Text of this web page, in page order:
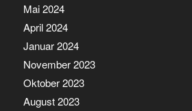
Mai 2024
April 2024
Januar 2024
November 2023
Oktober 2023
August 2023